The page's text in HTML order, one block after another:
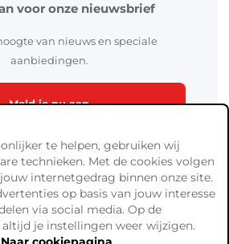
voor onze nieuwsbrief
van nieuws en speciale
aanbiedingen.
Meld je nu aan
te helpen, gebruiken wij
technieken. Met de cookies volgen
internetgedrag binnen onze site.
op basis van jouw interesse
via social media. Op de
altijd je instellingen weer wijzigen.